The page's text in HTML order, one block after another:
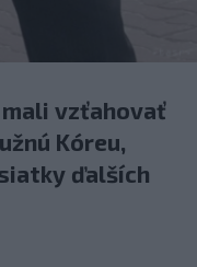
mali vzťahovať
Kóreu,
ďalších